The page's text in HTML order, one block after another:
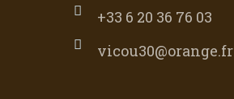
+33 6 20 36 76 03
vicou30@orange.fr